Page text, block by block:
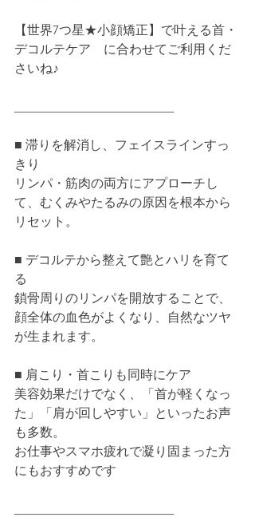
【世界7つ星★小顔矯正】で叶える首・
デコルテケア    に合わせてご利用くだ
さいね♪
■ 滞りを解消し、フェイスラインすっ
きり
リンパ・筋肉の両方にアプローチし
て、むくみやたるみの原因を根本から
リセット。
■ デコルテから整えて艶とハリを育て
る
鎖骨周りのリンパを開放することで、
顔全体の血色がよくなり、自然なツヤ
が生まれます。
■ 肩こり・首こりも同時にケア
美容効果だけでなく、「首が軽くなっ
た」「肩が回しやすい」といったお声
も多数。
お仕事やスマホ疲れで凝り固まった方
にもおすすめです